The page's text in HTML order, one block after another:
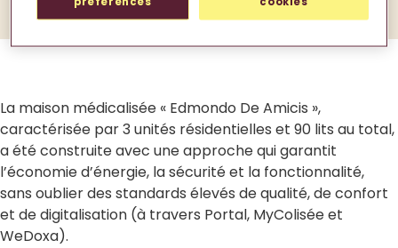
La maison médicalisée « Edmondo De Amicis »,
caractérisée par 3 unités résidentielles et 90 lits au total,
a été construite avec une approche qui garantit
l’économie d’énergie, la sécurité et la fonctionnalité,
sans oublier des standards élevés de qualité, de confort
et de digitalisation (à travers Portal, MyColisée et
WeDoxa).